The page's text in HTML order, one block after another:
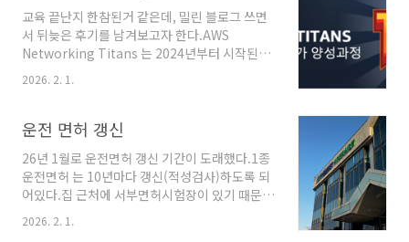
교육 끝난지 한참된거 같은데, 밀린 블로그 쓰면
서 뒤늦은 후기를 남겨보고자 한다.AWS
Networking Titans 는 2024년부터 시작된
AWS 네트워크 전문가 양성과정이다.IDC/온프
렘 기반에서 네트워크 설계, 구축, 관리 및 최적화
문성을 갖춘 엔지니어를 AWS 네트워킹에 효과
다.AWS Networking 전문가 및 각 인더스트리
네트워크 전문가들과 협업 네트워크를 형성하고,
나아가 AWS와 협업을 통해 네트워크 기술 상 제
약사항을 제거하여 클라우드 마이그레이션을 가
2026. 2. 1.
운전 면허 갱신
26년 1월로 운전면허 갱신 기간이 도래했다.1종
운전면허 는 10년마다 갱신(적성검사)하도록 되
어있다.집 근처에 서부면허시험장이 있기 때문에
거기로 예약하고 준비물을 확
인.https://www.safedriving.or.kr/guide/larGuide011.do?
2026. 2. 1.